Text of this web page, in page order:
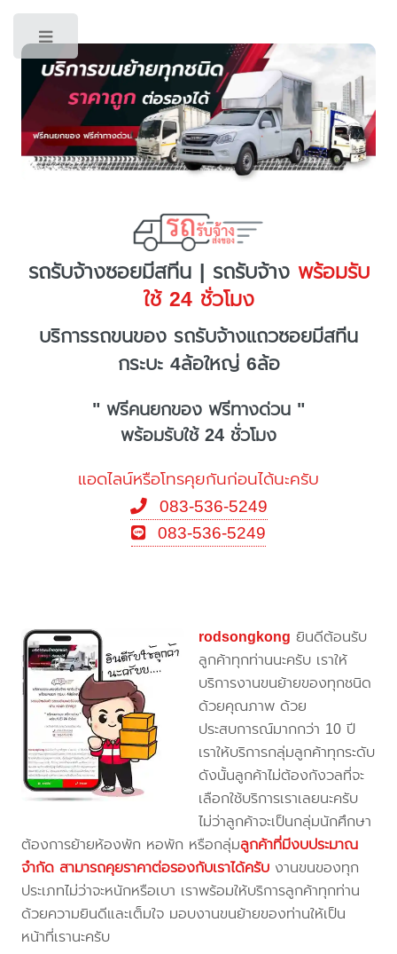
รถรับจ้างซอยมีสทีน | รถรับจ้างพร้อมรับ
ใช้ 24 ชั่วโมง
บริการรถขนของ รถรับจ้างแถวซอยมีสทีน
กระบะ 4ล้อใหญ่ 6ล้อ
" ฟรีคนยกของ ฟรีทางด่วน "
พร้อมรับใช้ 24 ชั่วโมง
แอดไลน์หรือโทรคุยกันก่อนได้นะครับ
083-536-5249
083-536-5249
rodsongkong ยินดีต้อนรับ
ลูกค้าทุกท่านนะครับ เราให้
บริการงานขนย้ายของทุกชนิด
ด้วยคุณภาพ ด้วย
ประสบการณ์มากกว่า 10 ปี
เราให้บริการกลุ่มลูกค้าทุกระดับ
ดังนั้นลูกค้าไม่ต้องกังวลที่จะ
เลือกใช้บริการเราเลยนะครับ
ไม่ว่าลูกค้าจะเป็นกลุ่มนักศึกษา
ต้องการย้ายห้องพัก หอพัก หรือกลุ่มลูกค้าที่มีงบประมาณ
จำกัด สามารถคุยราคาต่อรองกับเราได้ครับ งานขนของทุก
ประเภทไม่ว่าจะหนักหรือเบา เราพร้อมให้บริการลูกค้าทุกท่าน
ด้วยความยินดีและเต็มใจ มอบงานขนย้ายของท่านให้เป็น
หน้าที่เรานะครับ
Toggle